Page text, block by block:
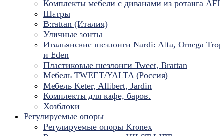
Комплекты мебели с диванами из ротанга
Шатры
B:rattan (Италия)
Уличные зонты
Итальянские шезлонги Nardi: Alfa, Omega
и Eden
Пластиковые шезлонги Tweet, Brattan
Мебель TWEET/YALTA (Россия)
Мебель Keter, Allibert, Jardin
Комплекты для кафе, баров.
Хозблоки
Регулируемые опоры
Регулируемые опоры Kronex